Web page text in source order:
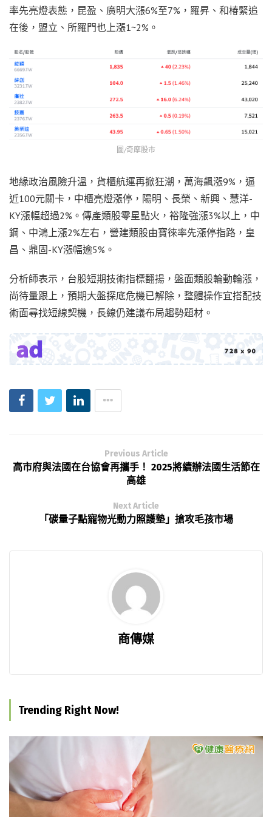
率先亮燈表態，昆盈、廣明大漲6%至7%，羅昇、和椿緊追
在後，盟立、所羅門也上漲1~2%。
圖/奇摩股市
地緣政治風險升溫，貨櫃航運再掀狂潮，萬海飆漲9%，逼
近100元關卡，中櫃亮燈漲停，陽明、長榮、新興、慧洋-
KY漲幅超過2%。傳產類股零星點火，裕隆強漲3%以上，中
鋼、中鴻上漲2%左右，營建類股由寶徠率先漲停指路，皇
昌、鼎固-KY漲幅逾5%。
分析師表示，台股短期技術指標翻揚，盤面類股輪動輪漲，
尚待量跟上，預期大盤探底危機已解除，整體操作宜搭配技
術面尋找短線契機，長線仍建議布局趨勢題材。
Previous Article
高市府與法國在台協會再攜手！ 2025將續辦法國生活節在
高雄
Next Article
「碳量子點寵物光動力照護墊」搶攻毛孩市場
商傳媒
Trending Right Now!